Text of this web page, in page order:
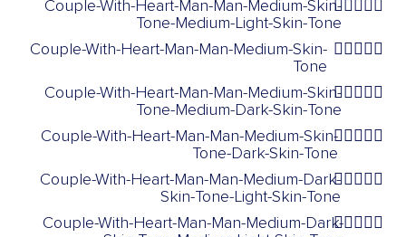
👨🏽‍❤️‍👨🏼
Couple-With-Heart-Man-Man-Medium-Skin-
Tone-Medium-Light-Skin-Tone
👨🏽‍❤️‍👨🏽
Couple-With-Heart-Man-Man-Medium-Skin-
Tone
👨🏽‍❤️‍👨🏾
Couple-With-Heart-Man-Man-Medium-Skin-
Tone-Medium-Dark-Skin-Tone
👨🏽‍❤️‍👨🏿
Couple-With-Heart-Man-Man-Medium-Skin-
Tone-Dark-Skin-Tone
👨🏾‍❤️‍👨🏻
Couple-With-Heart-Man-Man-Medium-Dark-
Skin-Tone-Light-Skin-Tone
👨🏾‍❤️‍👨🏼
Couple-With-Heart-Man-Man-Medium-Dark-